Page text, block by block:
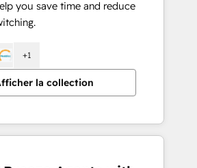
you save time and reduce
la collection
+1